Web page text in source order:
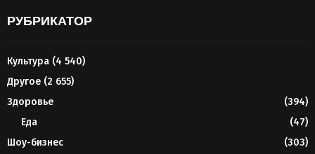
РУБРИКАТОР
Культура (4 540)
Другое (2 655)
Здоровье
(394)
Еда
(47)
Шоу-бизнес
(303)